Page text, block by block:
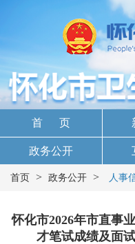
首 页
政务公开
首页 > 政务公开 > 人事
怀化市2026年市直事
才笔试成绩及面